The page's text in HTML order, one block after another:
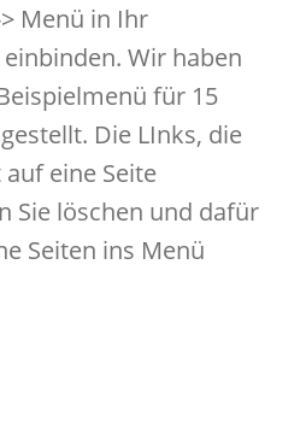
Menü in Ihr
Wir haben
für 15
Die LInks, die
eine Seite
Sie löschen und dafür
Seiten ins Menü